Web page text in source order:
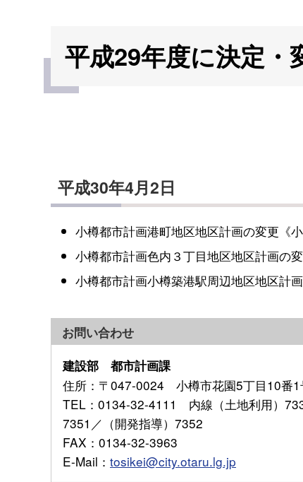
平成29年度に決定・
平成30年4月2日
小樽都市計画港町地区地区計画の変更《
小樽都市計画色内３丁目地区地区計画の
小樽都市計画小樽築港駅周辺地区地区計
お問い合わせ
建設部 都市計画課
住所 ：〒047-0024 小樽市花園5丁目10番1
TEL ：0134-32-4111 内線（土地利用）
7351／（開発指導）7352
FAX ：0134-32-3963
E-Mail ： tosikei@city.otaru.lg.jp